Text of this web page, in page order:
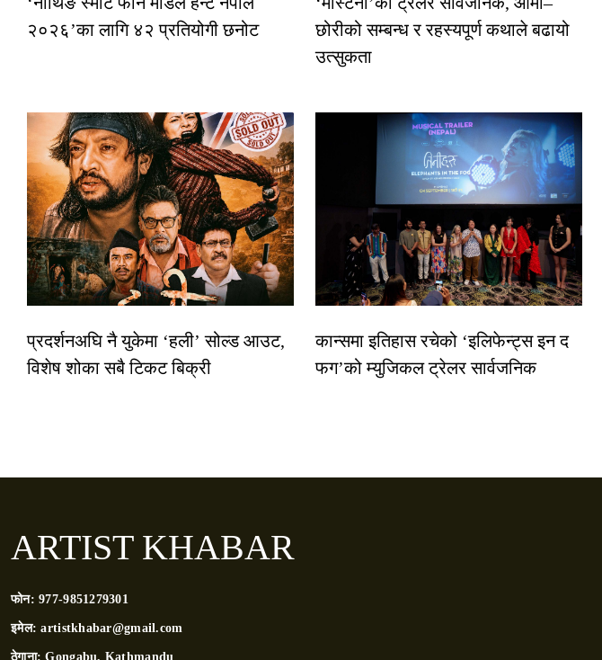
२०२६’का लागि ४२ प्रतियोगी छनोट
छोरीको सम्बन्ध र रहस्यपूर्ण कथाले बढायो
उत्सुकता
प्रदर्शनअघि नै युकेमा ‘हली’ सोल्ड आउट,
विशेष शोका सबै टिकट बिक्री
कान्समा इतिहास रचेको ‘इलिफेन्ट्स इन द
फग’को म्युजिकल ट्रेलर सार्वजनिक
ARTIST KHABAR
फोन:977-9851279301
इमेल:artistkhabar@gmail.com
ठेगाना:Gongabu, Kathmandu